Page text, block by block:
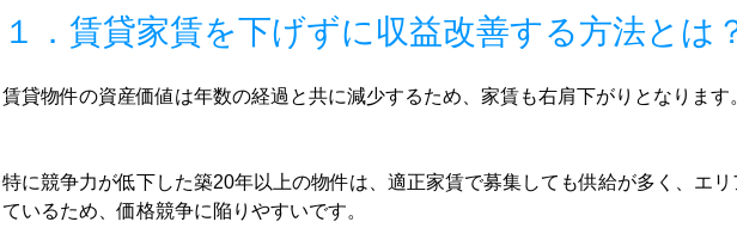
１．賃貸家賃を下げずに収益改善する方法とは
賃貸物件の資産価値は年数の経過と共に減少するため、家賃も右肩下がりとなります
特に競争力が低下した築20年以上の物件は、適正家賃で募集しても供給が多く、エ
ているため、価格競争に陥りやすいです。